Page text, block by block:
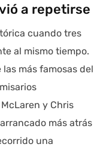
a repetirse
cuando tres
al mismo tiempo.
más famosas del
y Chris
más atrás
una